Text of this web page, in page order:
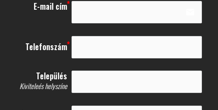
E-mail cím
Telefonszám
Település
Kiviteleés helyszíne